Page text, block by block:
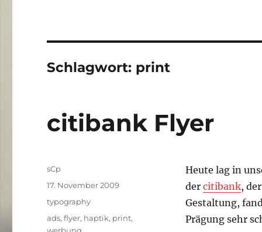
Schlagwort: print
citibank Flyer
Heute lag in
der citibank,
Gestaltung,
Prägung sehr
Autor
sCp
Veröffentlicht
17. November 2009
Kategorien
typography
Schlagwörter
ads,flyer, haptik, print,